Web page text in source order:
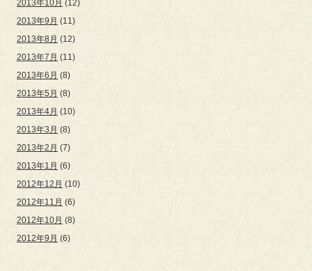
2013年10月 (12)
2013年9月 (11)
2013年8月 (12)
2013年7月 (11)
2013年6月 (8)
2013年5月 (8)
2013年4月 (10)
2013年3月 (8)
2013年2月 (7)
2013年1月 (6)
2012年12月 (10)
2012年11月 (6)
2012年10月 (8)
2012年9月 (6)